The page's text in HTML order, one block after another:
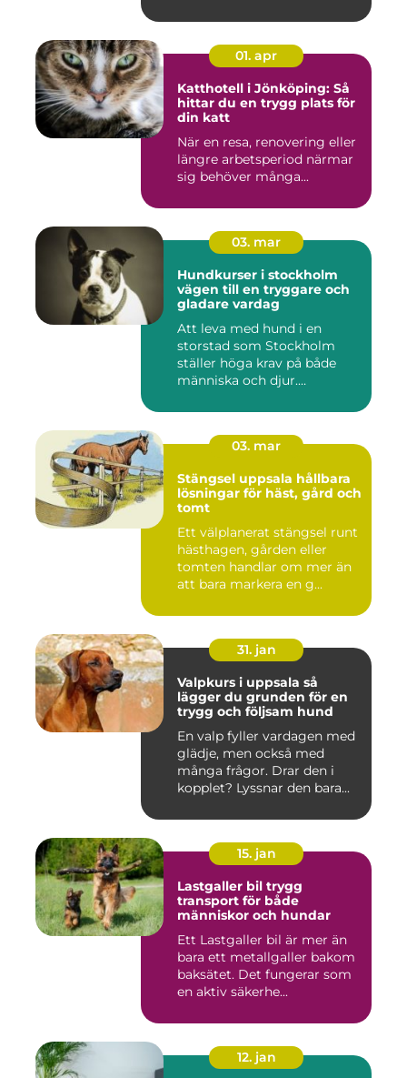
01. apr
Katthotell i Jönköping: Så
hittar du en trygg plats för
din katt
När en resa, renovering eller
längre arbetsperiod närmar
sig behöver många...
03. mar
Hundkurser i stockholm
vägen till en tryggare och
gladare vardag
Att leva med hund i en
storstad som Stockholm
ställer höga krav på både
människa och djur.
03. mar
Stängsel uppsala hållbara
lösningar för häst, gård och
tomt
Ett välplanerat stängsel runt
hästhagen, gården eller
tomten handlar om mer än
att bara markera en g...
31. jan
Valpkurs i uppsala så
lägger du grunden för en
trygg och följsam hund
En valp fyller vardagen med
glädje, men också med
många frågor. Drar den i
kopplet? Lyssnar den bara...
15. jan
Lastgaller bil trygg
transport för både
människor och hundar
Ett Lastgaller bil är mer än
bara ett metallgaller bakom
baksätet. Det fungerar som
en aktiv säkerhe...
12. jan